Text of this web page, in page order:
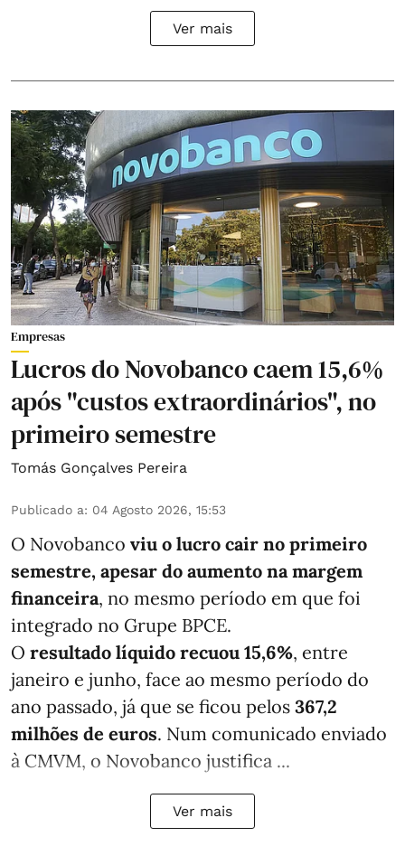
Ver mais
Empresas
Lucros do Novobanco caem 15,6%
após "custos extraordinários", no
primeiro semestre
Tomás Gonçalves Pereira
Publicado a: 04 Agosto 2026, 15:53
O Novobanco viu o lucro cair no primeiro
semestre, apesar do aumento na margem
financeira, no mesmo período em que foi
integrado no Grupe BPCE.
O resultado líquido recuou 15,6%, entre
janeiro e junho, face ao mesmo período do
ano passado, já que se ficou pelos 367,2
milhões de euros. Num comunicado enviado
à CMVM, o Novobanco justifica ...
Ver mais